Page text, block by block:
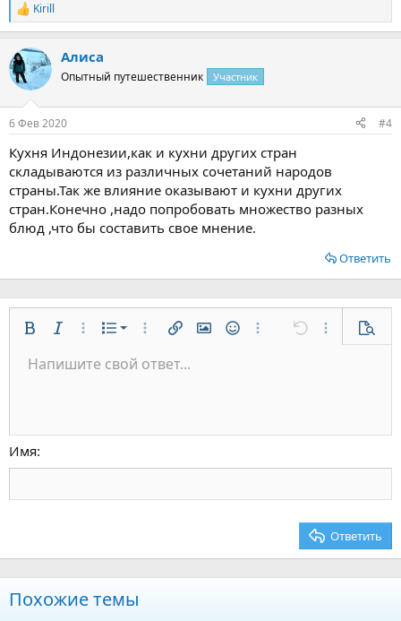
Р
е
к
ц
и
Kirill
Алиса
Опытный путешественник Участник
6 Фев 2020 #4
Кухня Индонезии,как и кухни других стран
складываются из различных сочетаний народов
страны.Так же влияние оказывают и кухни других
стран.Конечно ,надо попробовать множество разных
блюд ,что бы составить свое мнение.
Ответить
ЖирныйКурсивДополнительно...
СписокНумерованный список
Маркированный список
Дополнительно...
Вставить ссылку
Вставить изображение
СмайлыДополнительно...
Отменить
Размер шрифта
9
18
22
Цвет текста
Шрифт Arial
Tahoma
Times New Roman
Зачёркнутый
Подчёркнутый
Однострочный код
ВыравниваниеПо левому краю
Формат параграфа
Обычный
Заголовок 2
Заголовок 3
ЦитатаМедиаВставить таблицу
Вставить горизонтальную линию
Спойлер
Код
Повторить
Переключить режим работы редактора
Удалить форматирование
ЧерновикиСохранить черновик
Напишите свой ответ...
Имя
Ответить
Похожие темы